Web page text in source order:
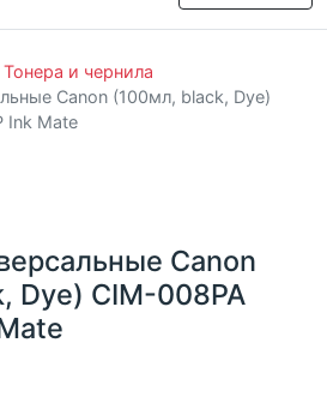
Тонера и чернила
Canon (100мл, black, Dye)
Ink Mate
Canon
Dye) CIM-008PA